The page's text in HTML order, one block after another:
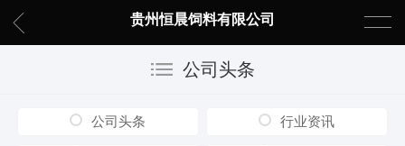
贵州恒晨饲料有限公司
公司头条
公司头条 行业资讯